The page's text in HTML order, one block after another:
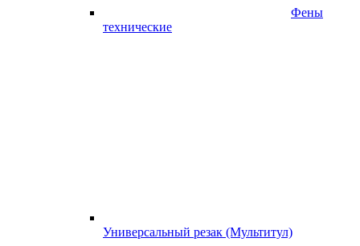
Фены
технические
Универсальный резак (Мультитул)